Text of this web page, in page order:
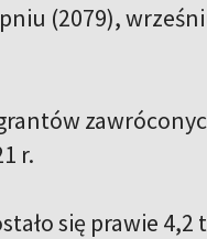
(2079),
r.
się prawie